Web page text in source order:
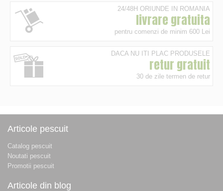
24/48H ORIUNDE IN ROMANIA
livrare gratuita
pentru comenzi de minim 600 Lei
DACA NU ITI PLAC PRODUSELE
retur gratuit
30 de zile termen de retur
Articole pescuit
Catalog pescuit
Noutati pescuit
Promotii pescuit
Articole din blog